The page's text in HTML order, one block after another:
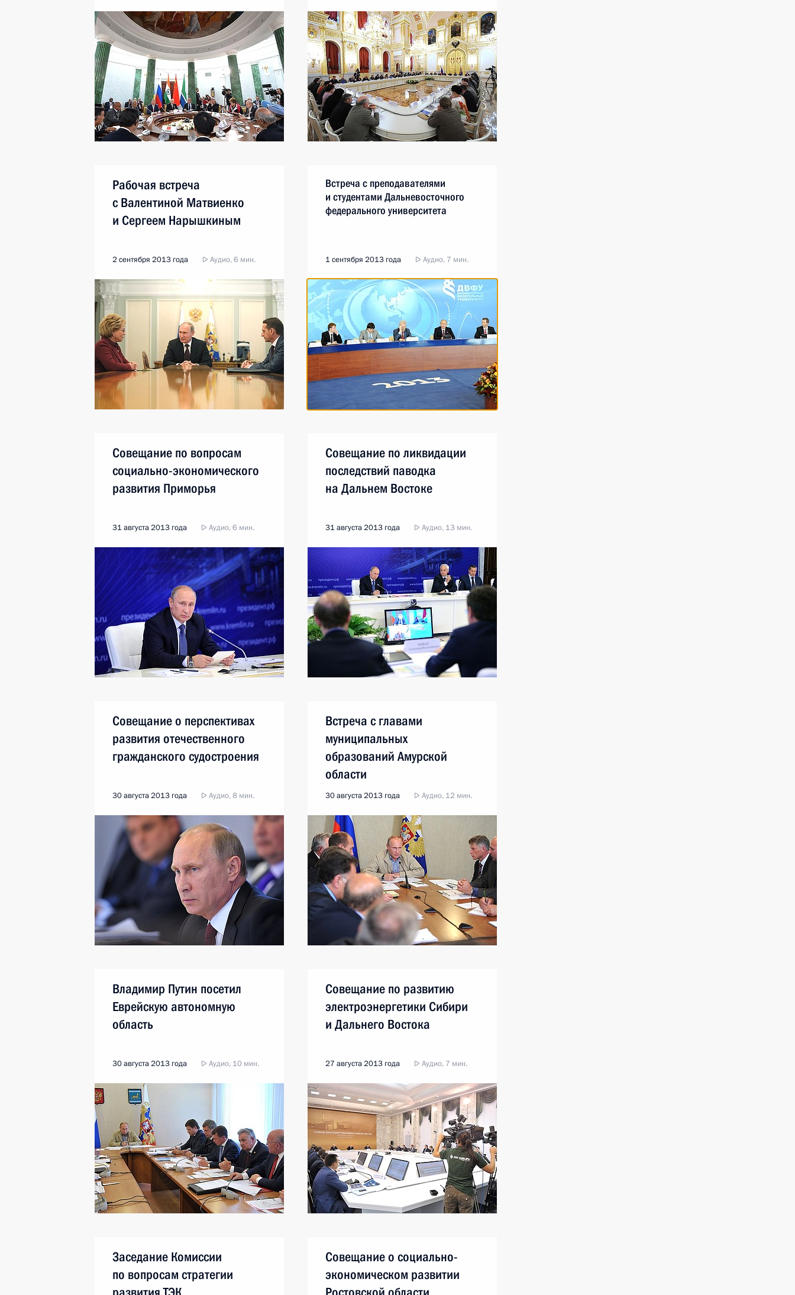
Рабочая встреча
с Валентиной Матвиенко
и Сергеем Нарышкиным
2 сентября 2013 года Аудио, 6 мин.
Встреча с преподавателями
и студентами Дальневосточного
федерального университета
1 сентября 2013 года Аудио, 7 мин.
Совещание по вопросам
социально-экономического
развития Приморья
31 августа 2013 года Аудио, 6 мин.
Совещание по ликвидации
последствий паводка
на Дальнем Востоке
31 августа 2013 года Аудио, 13 мин.
Совещание о перспективах
развития отечественного
гражданского судостроения
30 августа 2013 года Аудио, 8 мин.
Встреча с главами
муниципальных
образований Амурской
области
30 августа 2013 года Аудио, 12 мин.
Владимир Путин посетил
Еврейскую автономную
область
30 августа 2013 года Аудио, 10 мин.
Совещание по развитию
электроэнергетики Сибири
и Дальнего Востока
27 августа 2013 года Аудио, 7 мин.
Заседание Комиссии
по вопросам стратегии
Совещание о социально-
экономическом развитии